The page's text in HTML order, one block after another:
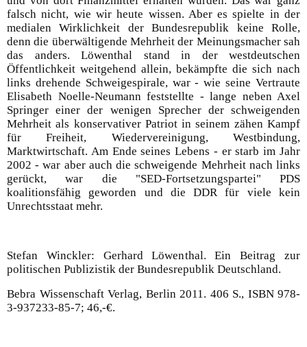
falsch nicht, wie wir heute wissen. Aber es spielte in der
medialen Wirklichkeit der Bundesrepublik keine Rolle,
denn die überwältigende Mehrheit der Meinungsmacher sah
das anders. Löwenthal stand in der westdeutschen
Öffentlichkeit weitgehend allein, bekämpfte die sich nach
links drehende Schweigespirale, war - wie seine Vertraute
Elisabeth Noelle-Neumann feststellte - lange neben Axel
Springer einer der wenigen Sprecher der schweigenden
Mehrheit als konservativer Patriot in seinem zähen Kampf
für Freiheit, Wiedervereinigung, Westbindung,
Marktwirtschaft. Am Ende seines Lebens - er starb im Jahr
2002 - war aber auch die schweigende Mehrheit nach links
gerückt, war die "SED-Fortsetzungspartei" PDS
koalitionsfähig geworden und die DDR für viele kein
Unrechtsstaat mehr.
Stefan Winckler: Gerhard Löwenthal. Ein Beitrag zur
politischen Publizistik der Bundesrepublik Deutschland.
Bebra Wissenschaft Verlag, Berlin 2011. 406 S., ISBN 978-
3-937233-85-7; 46,-€.